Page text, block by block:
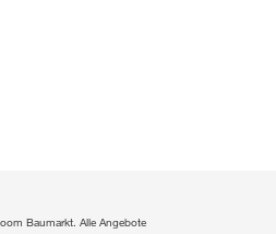
Baumarkt. Alle Angebote